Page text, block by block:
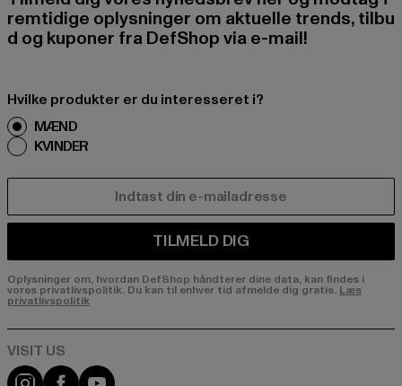
remtidige oplysninger om aktuelle trends, tilbu
d og kuponer fra DefShop via e-mail!
Hvilke produkter er du interesseret i?
MÆND
KVINDER
TILMELD DIG
Oplysninger om, hvordan DefShop håndterer dine data, kan findes i
vores privatlivspolitik. Du kan til enhver tid afmelde dig gratis. Læs
privatlivspolitik
Visit our Instagram page:
Visit our Facebook page:
Visit our YouTube channel: